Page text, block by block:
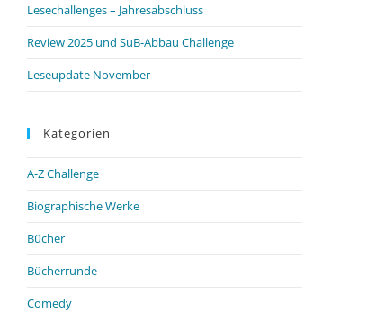
Lesechallenges – Jahresabschluss
Review 2025 und SuB-Abbau Challenge
Leseupdate November
Kategorien
A-Z Challenge
Biographische Werke
Bücher
Bücherrunde
Comedy